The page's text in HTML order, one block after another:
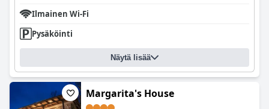
Ilmainen Wi-Fi
Pysäköinti
Näytä lisää
Margarita's House